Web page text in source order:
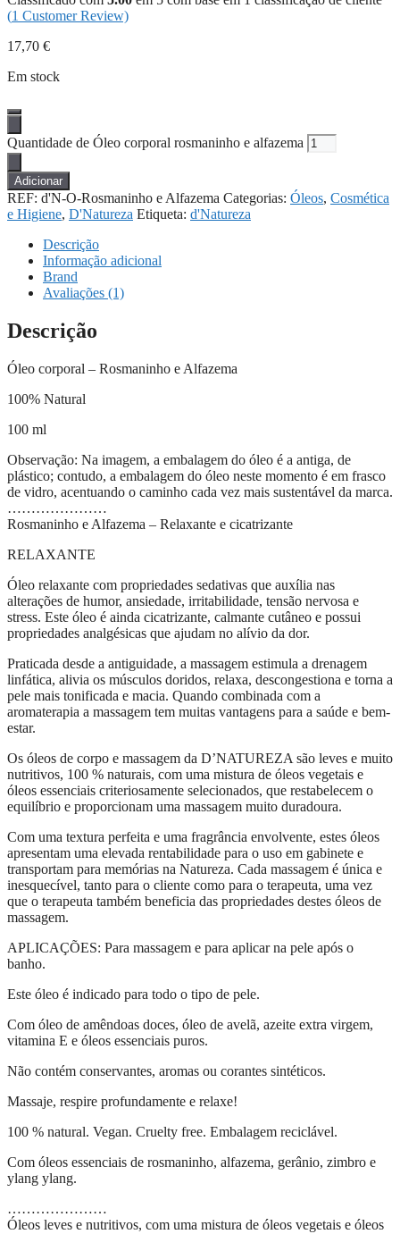
(1 Customer Review)
17,70 €
Em stock
Quantidade de Óleo corporal rosmaninho e alfazema
Adicionar
REF: d'N-O-Rosmaninho e Alfazema Categorias: Óleos, Cosmética
e Higiene, D'Natureza Etiqueta: d'Natureza
Descrição
Informação adicional
Brand
Avaliações (1)
Descrição
Óleo corporal – Rosmaninho e Alfazema
100% Natural
100 ml
Observação: Na imagem, a embalagem do óleo é a antiga, de
plástico; contudo, a embalagem do óleo neste momento é em frasco
de vidro, acentuando o caminho cada vez mais sustentável da marca.
…………………
Rosmaninho e Alfazema – Relaxante e cicatrizante
RELAXANTE
Óleo relaxante com propriedades sedativas que auxília nas
alterações de humor, ansiedade, irritabilidade, tensão nervosa e
stress. Este óleo é ainda cicatrizante, calmante cutâneo e possui
propriedades analgésicas que ajudam no alívio da dor.
Praticada desde a antiguidade, a massagem estimula a drenagem
linfática, alivia os músculos doridos, relaxa, descongestiona e torna a
pele mais tonificada e macia. Quando combinada com a
aromaterapia a massagem tem muitas vantagens para a saúde e bem-
estar.
Os óleos de corpo e massagem da D’NATUREZA são leves e muito
nutritivos, 100 % naturais, com uma mistura de óleos vegetais e
óleos essenciais criteriosamente selecionados, que restabelecem o
equilíbrio e proporcionam uma massagem muito duradoura.
Com uma textura perfeita e uma fragrância envolvente, estes óleos
apresentam uma elevada rentabilidade para o uso em gabinete e
transportam para memórias na Natureza. Cada massagem é única e
inesquecível, tanto para o cliente como para o terapeuta, uma vez
que o terapeuta também beneficia das propriedades destes óleos de
massagem.
APLICAÇÕES: Para massagem e para aplicar na pele após o
banho.
Este óleo é indicado para todo o tipo de pele.
Com óleo de amêndoas doces, óleo de avelã, azeite extra virgem,
vitamina E e óleos essenciais puros.
Não contém conservantes, aromas ou corantes sintéticos.
Massaje, respire profundamente e relaxe!
100 % natural. Vegan. Cruelty free. Embalagem reciclável.
Com óleos essenciais de rosmaninho, alfazema, gerânio, zimbro e
ylang ylang.
…………………
Óleos leves e nutritivos, com uma mistura de óleos vegetais e óleos